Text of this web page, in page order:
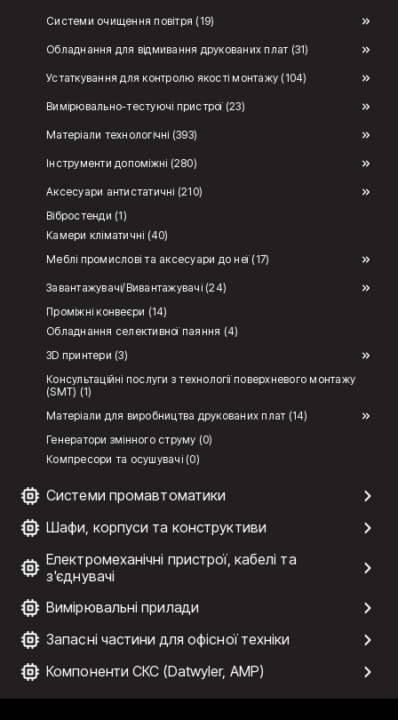
Системи очищення повітря (19)
Обладнання для відмивання друкованих плат (31)
Устаткування для контролю якості монтажу (104)
Вимірювально-тестуючі пристрої (23)
Матеріали технологічні (393)
Інструменти допоміжні (280)
Аксесуари антистатичні (210)
Вібростенди (1)
Камери кліматичні (40)
Меблі промислові та аксесуари до неї (17)
Завантажувачі/Вивантажувачі (24)
Проміжні конвеєри (14)
Обладнання селективної паяння (4)
3D принтери (3)
Консультаційні послуги з технології поверхневого монтажу
(SMT) (1)
Матеріали для виробництва друкованих плат (14)
Генератори змінного струму (0)
Компресори та осушувачі (0)
Системи промавтоматики
Шафи, корпуси та конструктиви
Електромеханічні пристрої, кабелі та
з'єднувачі
Вимірювальні прилади
Запасні частини для офісної техніки
Компоненти СКС (Datwyler, AMP)